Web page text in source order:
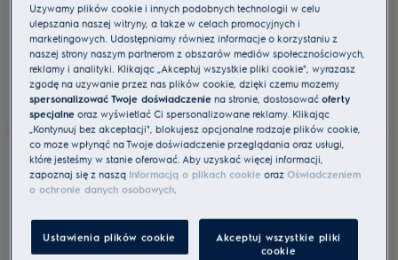
Używamy plików cookie i innych podobnych technologii w celu
ulepszania naszej witryny, a także w celach promocyjnych i
marketingowych. Udostępniamy również informacje o korzystaniu z
naszej strony naszym partnerom z obszarów mediów społecznościowych,
reklamy i analityki. Klikając „Akceptuj wszystkie pliki cookie", wyrażasz
zgodę na używanie przez nas plików cookie, dzięki czemu możemy
spersonalizować Twoje doświadczenie na stronie, dostosowaćoferty
specjalne oraz wyświetlać Ci spersonalizowane reklamy. Klikając
„Kontynuuj bez akceptacji", blokujesz opcjonalne rodzaje plików cookie,
co może wpłynąć na Twoje doświadczenie przeglądania oraz usługi,
które jesteśmy w stanie oferować. Aby uzyskać więcej informacji,
zapoznaj się z naszą Informacją o plikach cookie orazOświadczeniem
o ochronie danych osobowych.
Ustawienia plików cookie
Akceptuj wszystkie pliki
cookie